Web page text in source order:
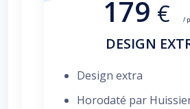
179 € /
DESIGN
Design extra
Horodaté par